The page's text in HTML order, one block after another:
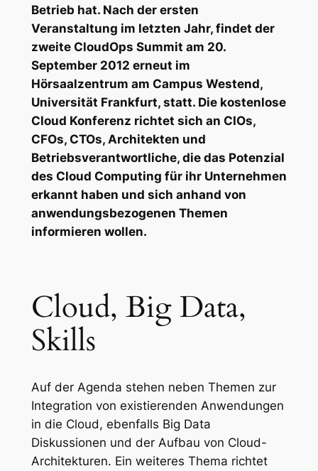
Betrieb hat. Nach der ersten
Veranstaltung im letzten Jahr, findet der
zweite CloudOps Summit am 20.
September 2012 erneut im
Hörsaalzentrum am Campus Westend,
Universität Frankfurt, statt. Die kostenlose
Cloud Konferenz richtet sich an CIOs,
CFOs, CTOs, Architekten und
Betriebsverantwortliche, die das Potenzial
des Cloud Computing für ihr Unternehmen
erkannt haben und sich anhand von
anwendungsbezogenen Themen
informieren wollen.
Cloud, Big Data,
Skills
Auf der Agenda stehen neben Themen zur
Integration von existierenden Anwendungen
in die Cloud, ebenfalls Big Data
Diskussionen und der Aufbau von Cloud-
Architekturen. Ein weiteres Thema richtet